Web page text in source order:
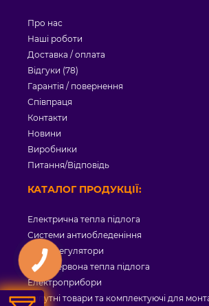
Про нас
Наші роботи
Доставка / оплата
Відгуки (78)
Гарантія / повернення
Співпраця
Контакти
Новини
Виробники
Питання/Відповідь
КАТАЛОГ ПРОДУКЦІЇ:
Електрична тепла підлога
Системи антиобледеніння
Терморегулятори
Інфрачервона тепла підлога
Електроприбори
Супутні товари та комплектуючі для